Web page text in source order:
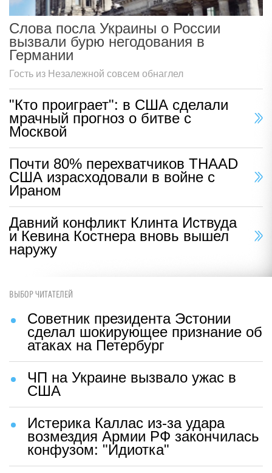
Слова посла Украины о России
вызвали бурю негодования в
Германии
Гость из Незалежной совсем обнаглел
"Кто проиграет": в США сделали
мрачный прогноз о битве с
Москвой
Почти 80% перехватчиков THAAD
США израсходовали в войне с
Ираном
Давний конфликт Клинта Иствуда
и Кевина Костнера вновь вышел
наружу
ВЫБОР ЧИТАТЕЛЕЙ
Советник президента Эстонии
сделал шокирующее признание об
атаках на Петербург
ЧП на Украине вызвало ужас в
США
Истерика Каллас из-за удара
возмездия Армии РФ закончилась
конфузом: "Идиотка"